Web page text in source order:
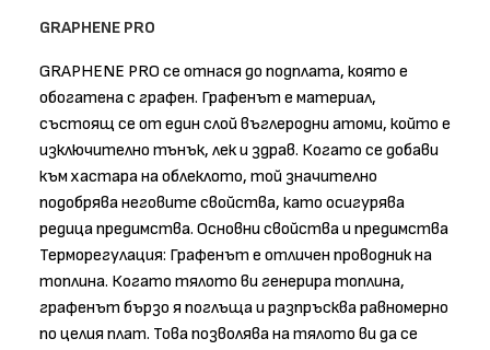
GRAPHENE PRO
GRAPHENE PRO се отнася до подплата, която е
обогатена с графен. Графенът е материал,
състоящ се от един слой въглеродни атоми, който е
изключително тънък, лек и здрав. Когато се добави
към хастара на облеклото, той значително
подобрява неговите свойства, като осигурява
редица предимства. Основни свойства и предимства
Терморегулация: Графенът е отличен проводник на
топлина. Когато тялото ви генерира топлина,
графенът бързо я поглъща и разпръсква равномерно
по целия плат. Това позволява на тялото ви да се